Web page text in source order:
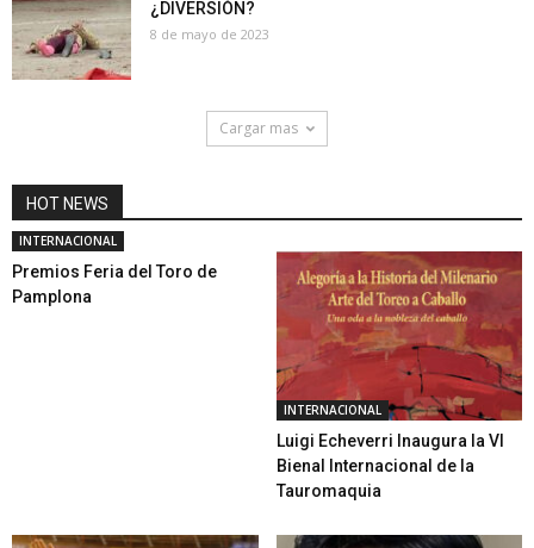
¿DIVERSIÓN?
8 de mayo de 2023
Cargar mas
HOT NEWS
INTERNACIONAL
Premios Feria del Toro de
Pamplona
INTERNACIONAL
Luigi Echeverri Inaugura la VI
Bienal Internacional de la
Tauromaquia